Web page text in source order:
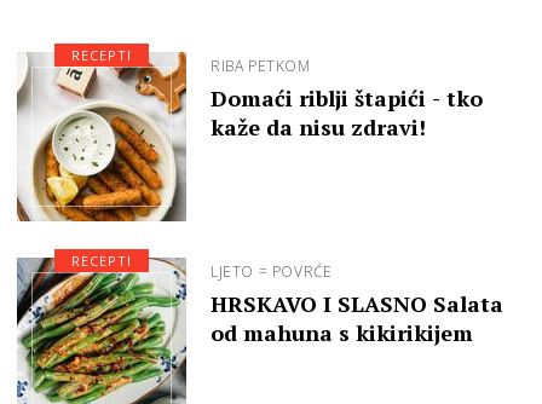
RIBA PETKOM
Domaći riblji štapići - tko
kaže da nisu zdravi!
RECEPTI
LJETO = POVRĆE
HRSKAVO I SLASNO Salata
od mahuna s kikirikijem
RECEPTI